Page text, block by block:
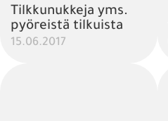
Tilkkunukkeja yms.
pyöreistä tilkuista
15.06.2017